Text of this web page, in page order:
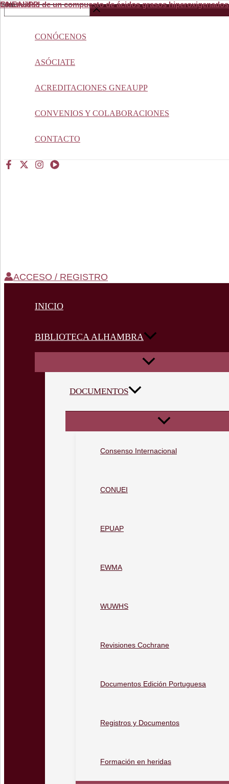
Ir
al
Buscar
…
CONÓCENOS
ASÓCIATE
ACREDITACIONES GNEAUPP
CONVENIOS Y COLABORACIONES
CONTACTO
ACCESO / REGISTRO
INICIO
BIBLIOTECA ALHAMBRA
DOCUMENTOS
Consenso Internacional
CONUEI
EPUAP
EWMA
WUWHS
Revisiones Cochrane
Documentos Edición Portuguesa
Registros y Documentos
Formación en heridas
Efectividad de un compuesto de ácidos grasos
from
GNEAUPP.